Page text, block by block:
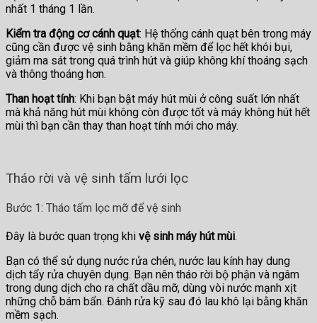
nhất 1 tháng 1 lần.
Kiểm tra động cơ cánh quạt: Hệ thống cánh quạt bên trong máy
cũng cần được vệ sinh bằng khăn mềm để lọc hết khói bụi,
giảm ma sát trong quá trình hút và giúp không khí thoáng sạch
và thông thoáng hơn.
Than hoạt tính: Khi bạn bật máy hút mùi ở công suất lớn nhất
mà khả năng hút mùi không còn được tốt và máy không hút hết
mùi thì bạn cần thay than hoạt tính mới cho máy.
Tháo rời và vệ sinh tấm lưới lọc
Bước 1: Tháo tấm lọc mỡ để vệ sinh
Đây là bước quan trọng khi vệ sinh máy hút mùi.
Bạn có thể sử dụng nước rửa chén, nước lau kính hay dung
dịch tẩy rửa chuyên dụng. Bạn nên tháo rời bộ phận và ngâm
trong dung dịch cho ra chất dầu mỡ, dùng vòi nước mạnh xịt
những chỗ bám bẩn. Đánh rửa kỹ sau đó lau khô lại bằng khăn
mềm sạch.